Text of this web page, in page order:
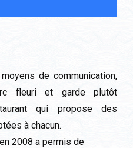
de communication,
fleuri et garde plutôt
qui propose des
à chacun.
2008 a permis de